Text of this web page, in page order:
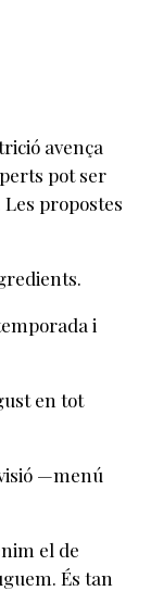
avença
pot ser
propostes
i
en tot
—menú
el de
És tan